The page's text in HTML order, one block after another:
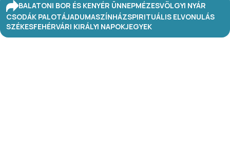
BALATONI BOR ÉS KENYÉR ÜNNEPMÉZESVÖLGYI NYÁR
CSODÁK PALOTÁJADUMASZÍNHÁZSPIRITUÁLIS ELVONULÁS
SZÉKESFEHÉRVÁRI KIRÁLYI NAPOKJEGYEK